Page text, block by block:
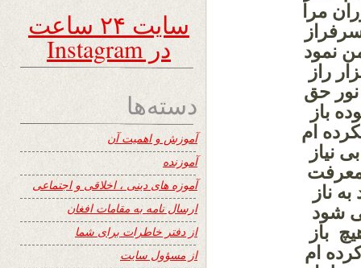
مرا
نمود
راز
حق
باز
ام
ناز
شود
باز
ام
سایت ۲۴ ساعت
در Instagram
دسته‌ها
آموزش و اهمیت آن
آموزنده
آموزه های دینی ، اخلاقی و اجتماعی
ارسال نامه به مقامات افغان
از دفتر خاطرات برای شما
از مسؤول سایت